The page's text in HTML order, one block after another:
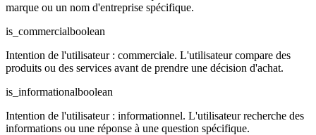
marque ou un nom d'entreprise spécifique.
is_commercialboolean
Intention de l'utilisateur : commerciale. L'utilisateur compare des
produits ou des services avant de prendre une décision d'achat.
is_informationalboolean
Intention de l'utilisateur : informationnel. L'utilisateur recherche des
informations ou une réponse à une question spécifique.